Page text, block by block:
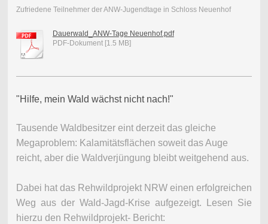
Zufriedene Teilnehmer der ANW-Jugendtage in Schloss Neuenhof
Dauerwald_ANW-Tage Neuenhof.pdf
PDF-Dokument [1.5 MB]
"Hilfe, mein Wald wächst nicht nach!"
Tausende Waldbesitzer eint derzeit das gleiche
Megaproblem: Kalamitätsflächen soweit das Auge
reicht, aber die Waldverjüngung bleibt weitgehend aus.
Dabei hat das Rehwildprojekt NRW einen erfolgreichen
Weg aus der Wald-Jagd-Krise aufgezeigt. Lesen Sie
hierzu den Rehwildprojekt- Bericht: